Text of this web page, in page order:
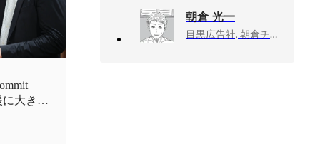
大きく
朝倉 光一
目黒広告社, 朝倉チーム／クリエイティブ・ディレクター